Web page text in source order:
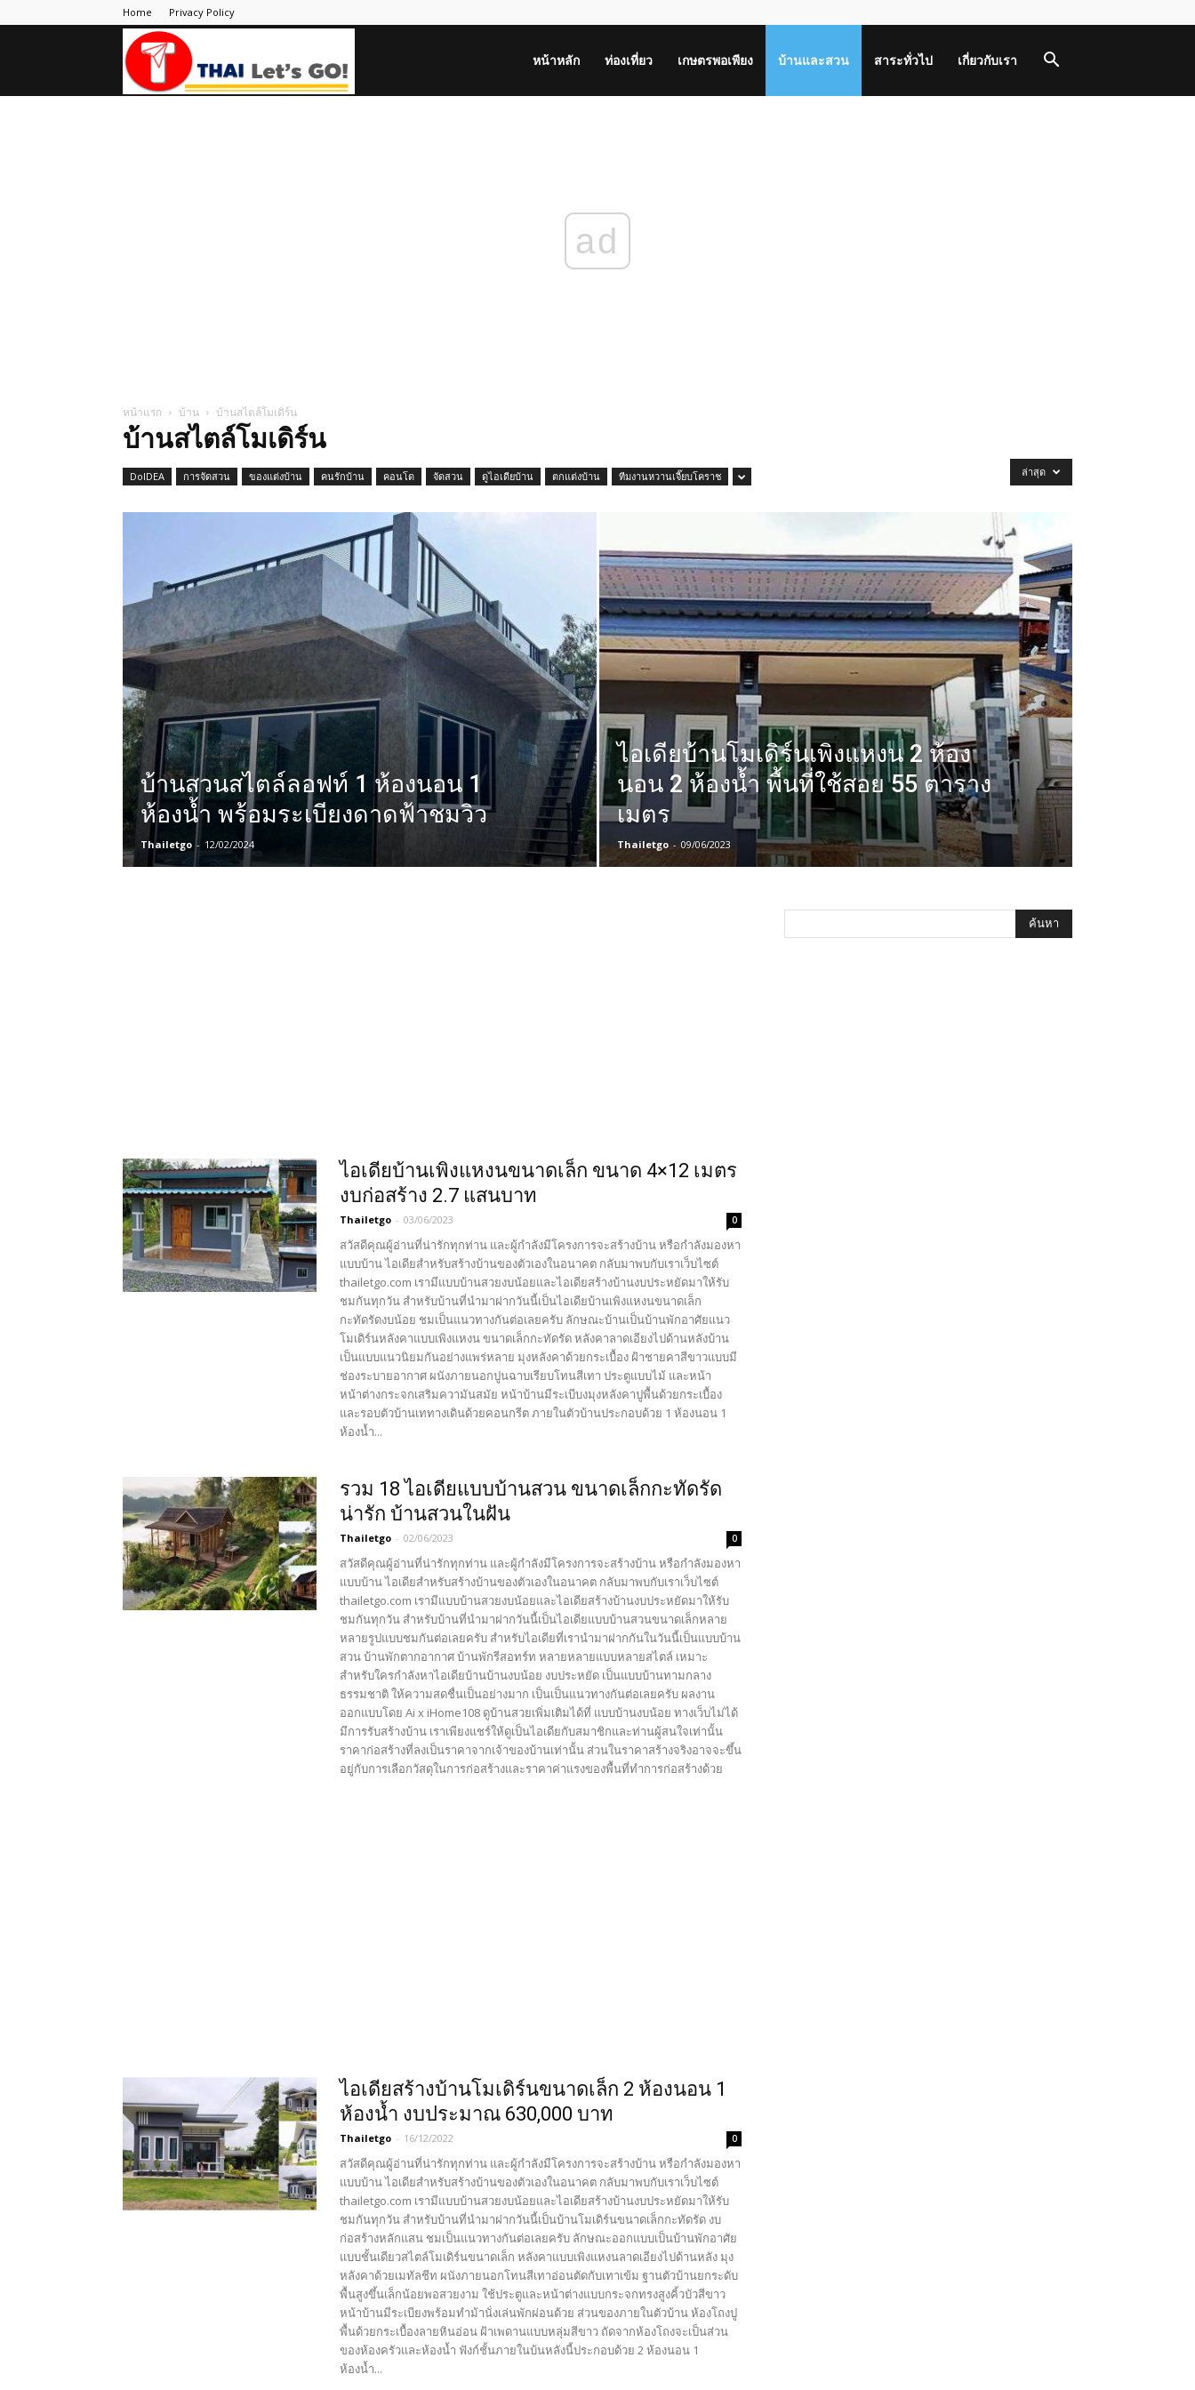
Home Privacy Policy
หน้าหลัก ท่องเที่ยว เกษตรพอเพียง บ้านและสวน สาระทั่วไป เกี่ยวกับเรา
ad
หน้าแรก บ้าน บ้านสไตล์โมเดิร์น
บ้านสไตล์โมเดิร์น
DoIDEA การจัดสวน ของแต่งบ้าน คนรักบ้าน คอนโด จัดสวน ดูไอเดียบ้าน ตกแต่งบ้าน ทีมงานหวานเจี๊ยบโคราช ล่าสุด
บ้านสวนสไตล์ลอฟท์ 1 ห้องนอน 1
ห้องน้ำ พร้อมระเบียงดาดฟ้าชมวิว
Thailetgo - 12/02/2024
ไอเดียบ้านโมเดิร์นเพิงแหงน 2 ห้อง
นอน 2 ห้องน้ำ พื้นที่ใช้สอย 55 ตาราง
เมตร
Thailetgo - 09/06/2023
ไอเดียบ้านเพิงแหงนขนาดเล็ก ขนาด 4×12 เมตร
งบก่อสร้าง 2.7 แสนบาท
Thailetgo - 03/06/2023 0
สวัสดีคุณผู้อ่านที่น่ารักทุกท่าน และผู้กำลังมีโครงการจะสร้างบ้าน หรือกำลังมองหา
แบบบ้าน ไอเดียสำหรับสร้างบ้านของตัวเองในอนาคต กลับมาพบกับเราเว็บไซต์
thailetgo.com เรามีแบบบ้านสวยงบน้อยและไอเดียสร้างบ้านงบประหยัดมาให้รับ
ชมกันทุกวัน สำหรับบ้านที่นำมาฝากวันนี้เป็นไอเดียบ้านเพิงแหงนขนาดเล็ก
กะทัดรัดงบน้อย ชมเป็นแนวทางกันต่อเลยครับ ลักษณะบ้านเป็นบ้านพักอาศัยแนว
โมเดิร์นหลังคาแบบเพิงแหงน ขนาดเล็กกะทัดรัด หลังคาลาดเอียงไปด้านหลังบ้าน
เป็นแบบแนวนิยมกันอย่างแพร่หลาย มุงหลังคาด้วยกระเบื้อง ฝ้าชายคาสีขาวแบบมี
ช่องระบายอากาศ ผนังภายนอกปูนฉาบเรียบโทนสีเทา ประตูแบบไม้ และหน้า
หน้าต่างกระจกเสริมความันสมัย หน้าบ้านมีระเบีบงมุงหลังคาปูพื้นด้วยกระเบื้อง
และรอบตัวบ้านเททางเดินด้วยคอนกรีต ภายในตัวบ้านประกอบด้วย 1 ห้องนอน 1
ห้องน้ำ...
รวม 18 ไอเดียแบบบ้านสวน ขนาดเล็กกะทัดรัด
น่ารัก บ้านสวนในฝัน
Thailetgo - 02/06/2023 0
สวัสดีคุณผู้อ่านที่น่ารักทุกท่าน และผู้กำลังมีโครงการจะสร้างบ้าน หรือกำลังมองหา
แบบบ้าน ไอเดียสำหรับสร้างบ้านของตัวเองในอนาคต กลับมาพบกับเราเว็บไซต์
thailetgo.com เรามีแบบบ้านสวยงบน้อยและไอเดียสร้างบ้านงบประหยัดมาให้รับ
ชมกันทุกวัน สำหรับบ้านที่นำมาฝากวันนี้เป็นไอเดียแบบบ้านสวนขนาดเล็กหลาย
หลายรูปแบบชมกันต่อเลยครับ สำหรับไอเดียที่เรานำมาฝากกันในวันนี้เป็นแบบบ้าน
สวน บ้านพักตากอากาศ บ้านพักรีสอทร์ท หลายหลายแบบหลายสไตล์ เหมาะ
สำหรับใครกำลังหาไอเดียบ้านบ้านงบน้อย งบประหยัด เป็นแบบบ้านทามกลาง
ธรรมชาติ ให้ความสดชื่นเป็นอย่างมาก เป็นเป็นแนวทางกันต่อเลยครับ ผลงาน
ออกแบบโดย Ai x iHome108 ดูบ้านสวยเพิ่มเติมได้ที่ แบบบ้านงบน้อย ทางเว็บไม่ได้
มีการรับสร้างบ้าน เราเพียงแชร์ให้ดูเป็นไอเดียกับสมาชิกและท่านผู้สนใจเท่านั้น
ราคาก่อสร้างที่ลงเป็นราคาจากเจ้าของบ้านเท่านั้น ส่วนในราคาสร้างจริงอาจจะขึ้น
อยู่กับการเลือกวัสดุในการก่อสร้างและราคาค่าแรงของพื้นที่ทำการก่อสร้างด้วย
ไอเดียสร้างบ้านโมเดิร์นขนาดเล็ก 2 ห้องนอน 1
ห้องน้ำ งบประมาณ 630,000 บาท
Thailetgo - 16/12/2022 0
สวัสดีคุณผู้อ่านที่น่ารักทุกท่าน และผู้กำลังมีโครงการจะสร้างบ้าน หรือกำลังมองหา
แบบบ้าน ไอเดียสำหรับสร้างบ้านของตัวเองในอนาคต กลับมาพบกับเราเว็บไซต์
thailetgo.com เรามีแบบบ้านสวยงบน้อยและไอเดียสร้างบ้านงบประหยัดมาให้รับ
ชมกันทุกวัน สำหรับบ้านที่นำมาฝากวันนี้เป็นบ้านโมเดิร์นขนาดเล็กกะทัดรัด งบ
ก่อสร้างหลักแสน ชมเป็นแนวทางกันต่อเลยครับ ลักษณะออกแบบเป็นบ้านพักอาศัย
แบบชั้นเดียวสไตล์โมเดิร์นขนาดเล็ก หลังคาแบบเพิงแหงนลาดเอียงไปด้านหลัง มุง
หลังคาด้วยเมทัลชีท ผนังภายนอกโทนสีเทาอ่อนตัดกับเทาเข้ม ฐานตัวบ้านยกระดับ
พื้นสูงขึ้นเล็กน้อยพอสวยงาม ใช้ประตูและหน้าต่างแบบกระจกทรงสูงคิ้วบัวสีขาว
หน้าบ้านมีระเบียงพร้อมทำม้านั่งเล่นพักผ่อนด้วย ส่วนของภายในตัวบ้าน ห้องโถงปู
พื้นด้วยกระเบื้องลายหินอ่อน ฝ้าเพดานแบบหลุ่มสีขาว ถัดจากห้องโถงจะเป็นส่วน
ของห้องครัวและห้องน้ำ ฟังก์ชั้นภายในบ้นหลังนี้ประกอบด้วย 2 ห้องนอน 1
ห้องน้ำ...